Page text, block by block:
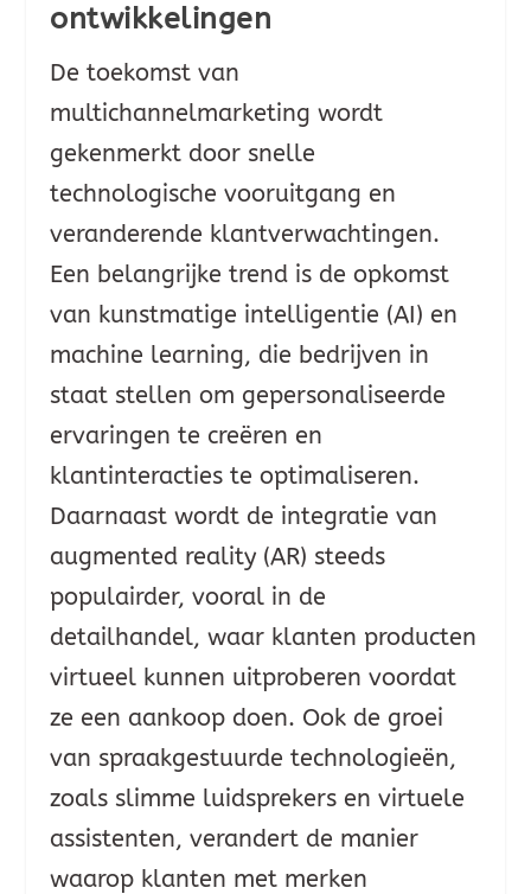
ontwikkelingen
De toekomst van
multichannelmarketing wordt
gekenmerkt door snelle
technologische vooruitgang en
veranderende klantverwachtingen.
Een belangrijke trend is de opkomst
van kunstmatige intelligentie (AI) en
machine learning, die bedrijven in
staat stellen om gepersonaliseerde
ervaringen te creëren en
klantinteracties te optimaliseren.
Daarnaast wordt de integratie van
augmented reality (AR) steeds
populairder, vooral in de
detailhandel, waar klanten producten
virtueel kunnen uitproberen voordat
ze een aankoop doen. Ook de groei
van spraakgestuurde technologieën,
zoals slimme luidsprekers en virtuele
assistenten, verandert de manier
waarop klanten met merken